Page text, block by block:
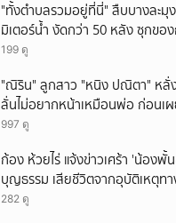
"ทั้งตำบลรวมอยู่ที่นี่" สืบบางละมุ
มิเตอร์น้ำ งัดกว่า 50 หลัง ซุกขอ
สารภาพขายหาเงินซื้อยา จ.ชลบุรี
199 ดู
"ณิริน" ลูกสาว "หนิง ปณิตา" หลั่
ลั่นไม่อยากหน้าเหมือนพ่อ ก่อนเ
997 ดู
ก้อง ห้วยไร่ แจ้งข่าวเศร้า 'น้องพั้
บุญธรรม เสียชีวิตจากอุบัติเหตุท
282 ดู